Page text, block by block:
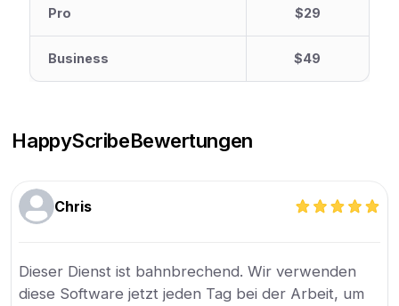
Pro $29
Business $49
HappyScribeBewertungen
Chris
Dieser Dienst ist bahnbrechend. Wir verwenden
diese Software jetzt jeden Tag bei der Arbeit, um